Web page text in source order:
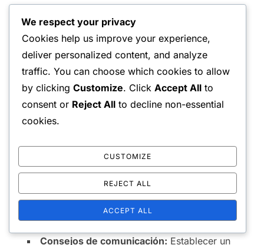
actualizaciones automáticas y estadísticas, lo
que las convierte en una opción conveniente
para jugadores con conocimientos tecnológicos.
Sin embargo, depender de dispositivos puede
llevar a distracciones.
Ayudas visuales:
mostrar las puntuaciones de manera prominente.
Este método mejora la comunicación y permite
que todos vean el marcador actual de un
vistazo, reduciendo las posibilidades de
disputas.
Consejos de comunicación: Establecer un
We respect your privacy
Cookies help us improve your experience,
deliver personalized content, and analyze
traffic. You can choose which cookies to allow
by clicking Customize. Click Accept All to
consent or Reject All to decline non-essential
cookies.
CUSTOMIZE
REJECT ALL
ACCEPT ALL